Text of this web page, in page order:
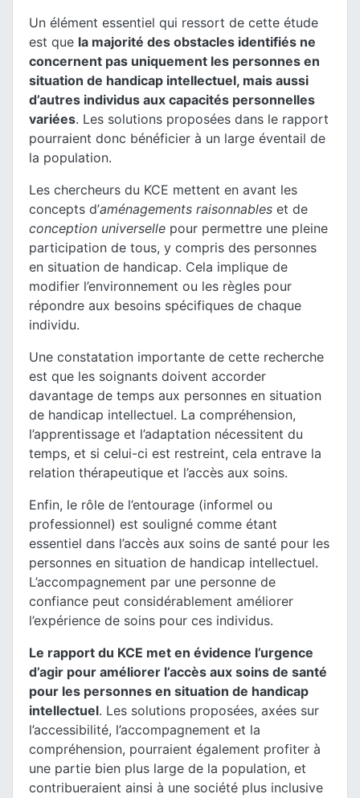
Un élément essentiel qui ressort de cette étude
est que la majorité des obstacles identifiés ne
concernent pas uniquement les personnes en
situation de handicap intellectuel, mais aussi
d’autres individus aux capacités personnelles
variées. Les solutions proposées dans le rapport
pourraient donc bénéficier à un large éventail de
la population.
Les chercheurs du KCE mettent en avant les
concepts d’aménagements raisonnables et de
conception universelle pour permettre une pleine
participation de tous, y compris des personnes
en situation de handicap. Cela implique de
modifier l’environnement ou les règles pour
répondre aux besoins spécifiques de chaque
individu.
Une constatation importante de cette recherche
est que les soignants doivent accorder
davantage de temps aux personnes en situation
de handicap intellectuel. La compréhension,
l’apprentissage et l’adaptation nécessitent du
temps, et si celui-ci est restreint, cela entrave la
relation thérapeutique et l’accès aux soins.
Enfin, le rôle de l’entourage (informel ou
professionnel) est souligné comme étant
essentiel dans l’accès aux soins de santé pour les
personnes en situation de handicap intellectuel.
L’accompagnement par une personne de
confiance peut considérablement améliorer
l’expérience de soins pour ces individus.
Le rapport du KCE met en évidence l’urgence
d’agir pour améliorer l’accès aux soins de santé
pour les personnes en situation de handicap
intellectuel. Les solutions proposées, axées sur
l’accessibilité, l’accompagnement et la
compréhension, pourraient également profiter à
une partie bien plus large de la population, et
contribueraient ainsi à une société plus inclusive